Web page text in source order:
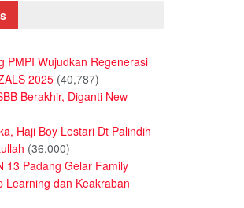
PMPI Wujudkan Regenerasi
2025 (40,787)
Berakhir, Diganti New
Haji Boy Lestari Dt Palindih
(36,000)
13 Padang Gelar Family
Learning dan Keakraban